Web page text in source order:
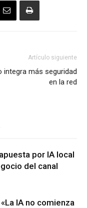
Artículo siguiente
integra más seguridad
en la red
por IA local
del canal
IA no comienza